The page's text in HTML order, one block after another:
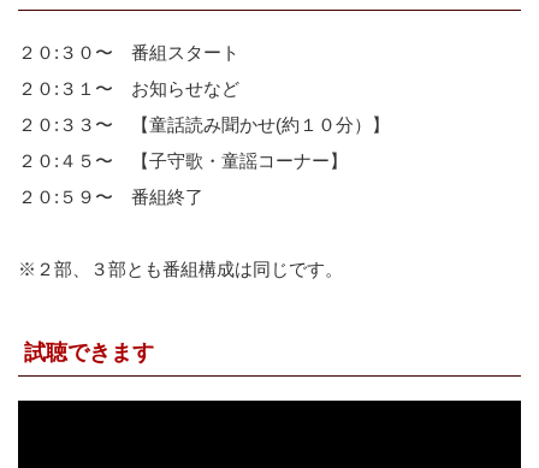
２０:３０〜 番組スタート
２０:３１〜 お知らせなど
２０:３３〜 【童話読み聞かせ(約１０分）】
２０:４５〜 【子守歌・童謡コーナー】
２０:５９〜 番組終了
※２部、３部とも番組構成は同じです。
試聴できます